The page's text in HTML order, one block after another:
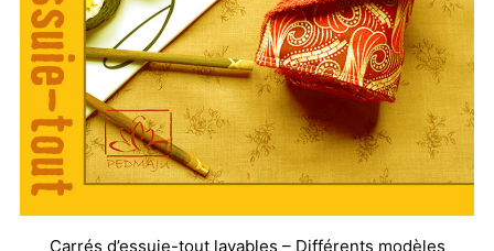
Carrés d’essuie-tout lavables – Différents modèles